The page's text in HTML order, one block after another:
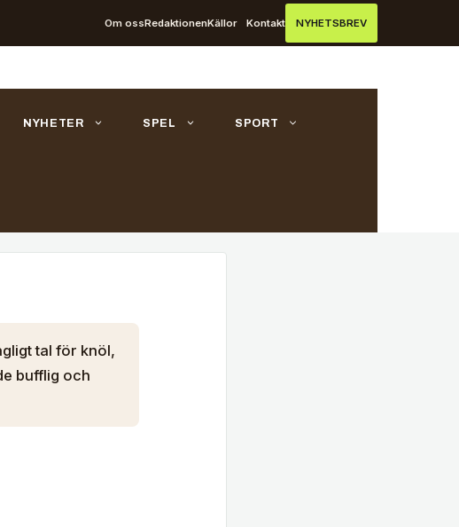
Om ossRedaktionenKällor Kontakt NYHETSBREV
NYHETER SPEL SPORT
tal för knöl,
bufflig och